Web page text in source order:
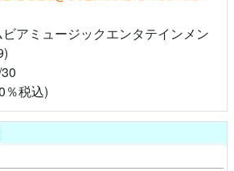
アミュージックエンタテインメン
％税込)